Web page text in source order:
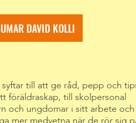
DAVID KOLLI
syftar till att ge råd, pepp och
föräldraskap, till skolpersonal
och ungdomar i sitt arbete och
mer medvetna när de rör sig